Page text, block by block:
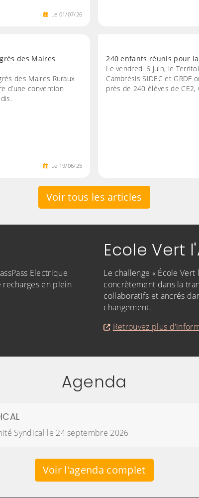
Le 01/07/26
des Maires
des Maires Ruraux
d’une convention
Le 19/06/25
240 enfants réunis pour
Le vendredi 6 juin, le
Cambrésis SIDEC et GRDF
près de 240 élèves de CE2,
Voir tous les articles
Electrique
en plein
Ecole Vert
Le challenge « École Vert
concrètement dans la
collaboratifs et ancrés
changement.
Retrouvez plus
Agenda
Syndical le 24 septembre 2026
Voir l'agenda complet